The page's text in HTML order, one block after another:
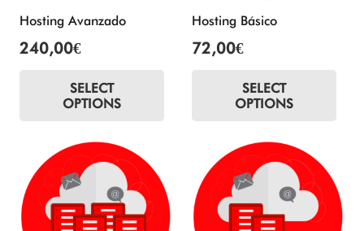
Hosting Avanzado
240,00€
SELECT
OPTIONS
Hosting Básico
72,00€
SELECT
OPTIONS